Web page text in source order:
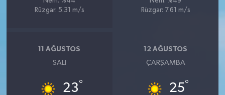
Rüzgar: 5.31 m/s
Rüzgar: 7.61 m/s
11 AĞUSTOS
SALI
23°
12 AĞUSTOS
ÇARŞAMBA
25°